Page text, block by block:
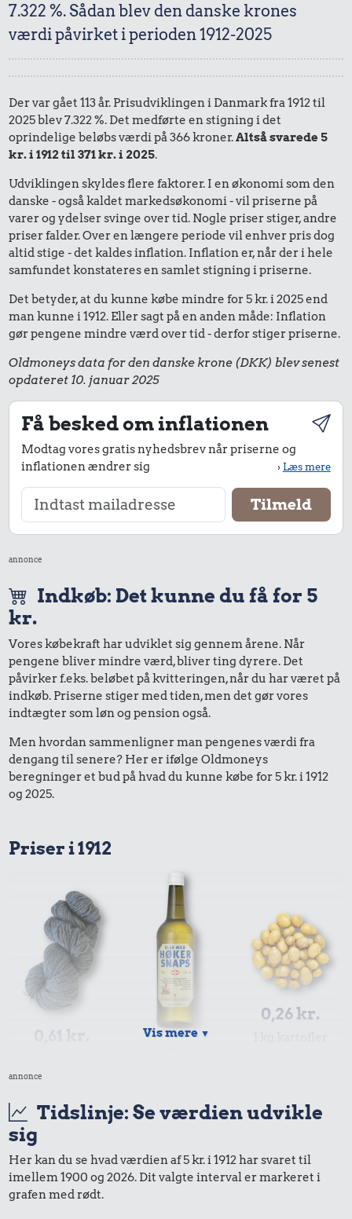
7.322 %. Sådan blev den danske krones
værdi påvirket i perioden 1912-2025
Der var gået 113 år. Prisudviklingen i Danmark fra 1912 til
2025 blev 7.322 %. Det medførte en stigning i det
oprindelige beløbs værdi på 366 kroner.Altså svarede 5
kr. i 1912 til 371 kr. i 2025.
Udviklingen skyldes flere faktorer. I en økonomi som den
danske - også kaldet markedsøkonomi - vil priserne på
varer og ydelser svinge over tid. Nogle priser stiger, andre
priser falder. Over en længere periode vil enhver pris dog
altid stige - det kaldes inflation. Inflation er, når der i hele
samfundet konstateres en samlet stigning i priserne.
Det betyder, at du kunne købe mindre for 5 kr. i 2025 end
man kunne i 1912. Eller sagt på en anden måde: Inflation
gør pengene mindre værd over tid - derfor stiger priserne.
Oldmoneys data for den danske krone (DKK) blev senest
opdateret 10. januar 2025
Få besked om inflationen
Modtag vores gratis nyhedsbrev når priserne og
inflationen ændrer sig
›Læs mere
annonce
Indkøb: Det kunne du få for 5
kr.
Vores købekraft har udviklet sig gennem årene. Når
pengene bliver mindre værd, bliver ting dyrere. Det
påvirker f.eks. beløbet på kvitteringen, når du har været på
indkøb. Priserne stiger med tiden, men det gør vores
indtægter som løn og pension også.
Men hvordan sammenligner man pengenes værdi fra
dengang til senere? Her er ifølge Oldmoneys
beregninger et bud på hvad du kunne købe for 5 kr. i 1912
og 2025.
Priser i 1912
0,26 kr.
Vis mere ▼
annonce
Tidslinje: Se værdien udvikle
sig
Her kan du se hvad værdien af 5 kr. i 1912 har svaret til
imellem 1900 og 2026. Dit valgte interval er markeret i
grafen med rødt.